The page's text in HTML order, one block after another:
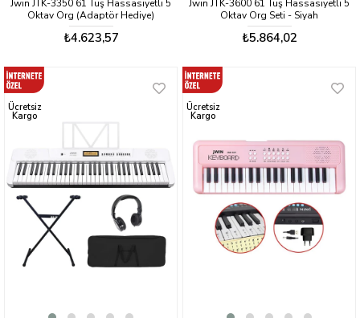
Jwin JTK-3350 61 Tuş Hassasiyetli 5
Oktav Org (Adaptör Hediye)
₺4.623,57
Jwin JTK-3600 61 Tuş Hassasiyetli 5
Oktav Org Seti - Siyah
₺5.864,02
Ücretsiz
Kargo
Ücretsiz
Kargo